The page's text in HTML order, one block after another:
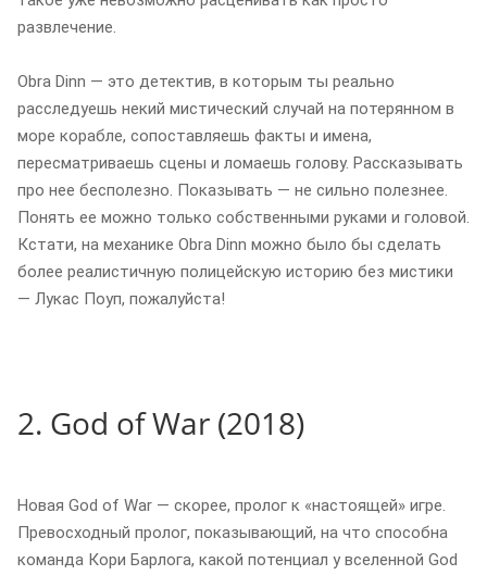
развлечение.
Obra Dinn — это детектив, в которым ты реально
расследуешь некий мистический случай на потерянном в
море корабле, сопоставляешь факты и имена,
пересматриваешь сцены и ломаешь голову. Рассказывать
про нее бесполезно. Показывать — не сильно полезнее.
Понять ее можно только собственными руками и головой.
Кстати, на механике Obra Dinn можно было бы сделать
более реалистичную полицейскую историю без мистики
— Лукас Поуп, пожалуйста!
2. God of War (2018)
Новая God of War — скорее, пролог к «настоящей» игре.
Превосходный пролог, показывающий, на что способна
команда Кори Барлога, какой потенциал у вселенной God